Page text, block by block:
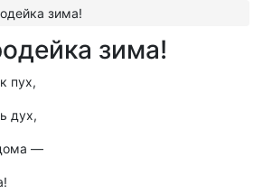
зима!
зима!
пух,
дух,
—